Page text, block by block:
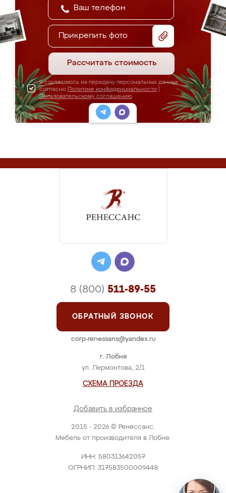
Прикрепить фото
Рассчитать стоимость
Я соглашаюсь на передачу персональных данных
согласно Политике конфиденциальности
Пользовательскому соглашению
2015 - 2026 © Ренессанс.
Мебель от производителя в Лобне.
ИНН: 580313642057
ОГРНИП: 317583500009448
г. Лобня
ул. Лермонтова, 2/1
СХЕМА ПРОЕЗДА
Добавить в избранное
8 (800) 511-89-55
ОБРАТНЫЙ ЗВОНОК
corp-renessans@yandex.ru